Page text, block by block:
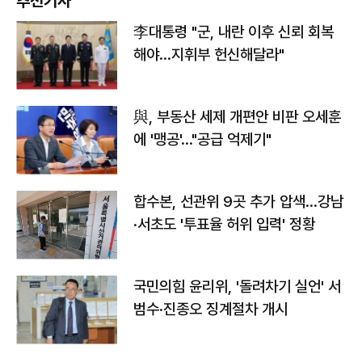
李대통령 "군, 내란 이후 신뢰 회복
해야…지휘부 헌신해달라"
與, 부동산 세제 개편안 비판 오세훈
에 '맹공'…"공급 억제기"
합수본, 선관위 9곳 추가 압색…강남
·서초도 '투표율 허위 입력' 정황
국민의힘 윤리위, '돌려차기 실언' 서
범수·진종오 징계절차 개시